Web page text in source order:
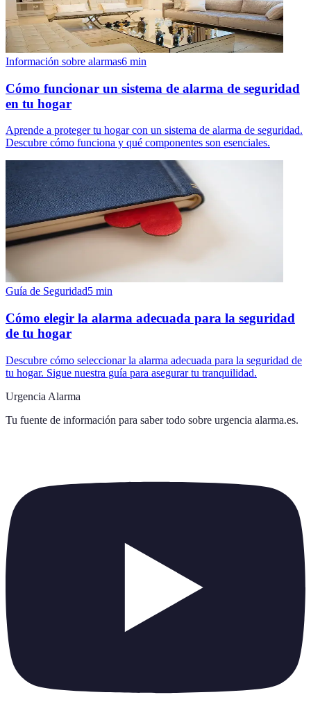
Información sobre alarmas6 min
Cómo funcionar un sistema de alarma de seguridad
en tu hogar
Aprende a proteger tu hogar con un sistema de alarma de seguridad.
Descubre cómo funciona y qué componentes son esenciales.
Guía de Seguridad5 min
Cómo elegir la alarma adecuada para la seguridad
de tu hogar
Descubre cómo seleccionar la alarma adecuada para la seguridad de
tu hogar. Sigue nuestra guía para asegurar tu tranquilidad.
Urgencia Alarma
Tu fuente de información para saber todo sobre urgencia alarma.es.